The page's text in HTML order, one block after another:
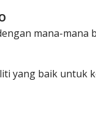
mana-
yang baik untuk